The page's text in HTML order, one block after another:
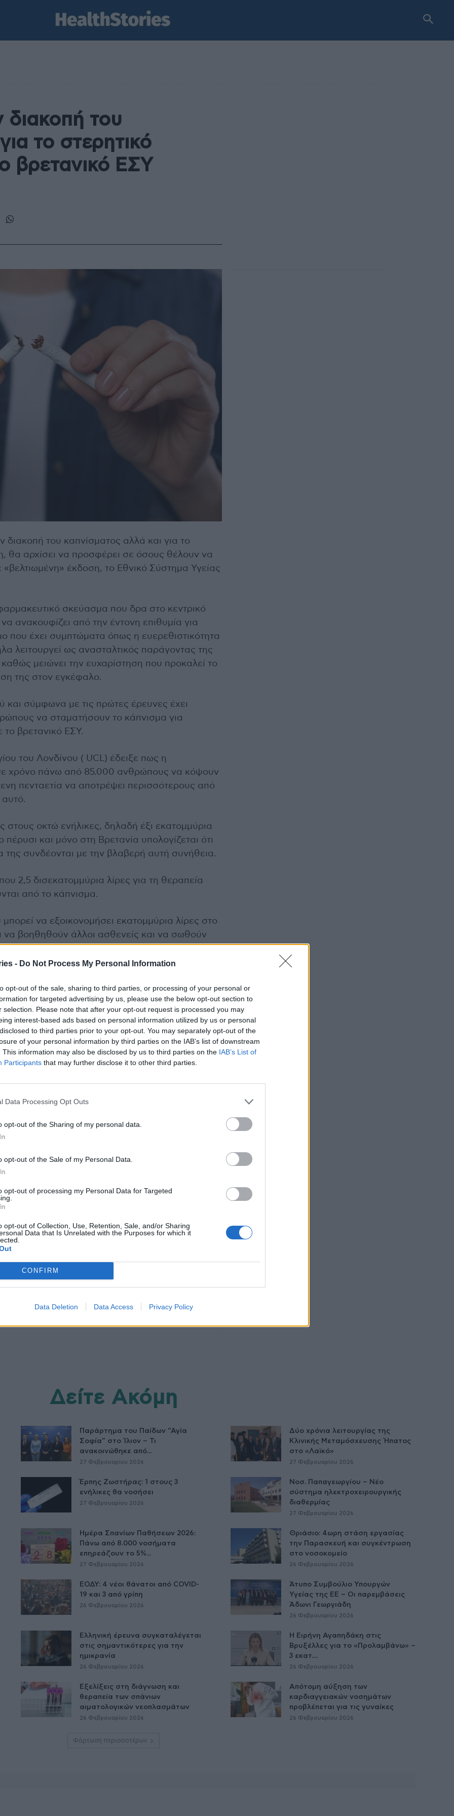
- Do Not Process My Personal Information
opt-out of the sale, sharing to third parties, or processing of your personal or
for targeted advertising by us, please use the below opt-out section to
selection. Please note that after your opt-out request is processed you may
interest-based ads based on personal information utilized by us or personal
to third parties prior to your opt-out. You may separately opt-out of the
of your personal information by third parties on the IAB’s list of downstream
This information may also be disclosed by us to third parties on the IAB’s List of
Participants that may further disclose it to other third parties.
Data Processing Opt Outs
opt-out of the Sharing of my personal data.
opt-out of the Sale of my Personal Data.
opt-out of processing my Personal Data for Targeted
opt-out of Collection, Use, Retention, Sale, and/or Sharing
Data that Is Unrelated with the Purposes for which it
CONFIRM
Data Deletion Data Access Privacy Policy
διακοπή του
το στερητικό
βρετανικό ΕΣΥ
διακοπή του καπνίσματος αλλά και για το
θα αρχίσει να προσφέρει σε όσους θέλουν να
έκδοση, το Εθνικό Σύστημα Υγείας
φαρμακευτικό σκεύασμα που δρα στο κεντρικό
ανακουφίζει από την έντονη επιθυμία για
που έχει συμπτώματα όπως η ευερεθιστικότητα
λειτουργεί ως ανασταλτικός παράγοντας της
μειώνει την ευχαρίστηση που προκαλεί το
της στον εγκέφαλο.
και σύμφωνα με τις πρώτες έρευνες έχει
να σταματήσουν το κάπνισμα για
βρετανικό ΕΣΥ.
του Λονδίνου ( UCL) έδειξε πως η
χρόνο πάνω από 85.000 ανθρώπους να κόψουν
πενταετία να αποτρέψει περισσότερους από
στους οκτώ ενήλικες, δηλαδή έξι εκατομμύρια
και μόνο στη Βρετανία υπολογίζεται ότι
συνδέονται με την βλαβερή αυτή συνήθεια.
2,5 δισεκατομμύρια λίρες για τη θεραπεία
από το κάπνισμα.
να εξοικονομήσει εκατομμύρια λίρες στο
να βοηθηθούν άλλοι ασθενείς και να σωθούν
να τους εξετάζει πλέον πιο γρήγορα»,
ΠρόνοιαςΓουές Στρίτινγκ.
στο Imperial College του Λονδίνου, Νικ
το «πιο αποτελεσματικό φάρμακο για τη
ότι μέχρι τώρα δεν ήταν διαθέσιμη
σημείωσε, προσθέτοντας πως γνωρίζουμε
το καλύτερο πράγμα που μπορεί να κάνει
την υγεία του και των ανθρώπων γύρω του. «Οι
το κάπνισμα επιτυχώς εάν έχουν έναν
και φαρμακευτικής αγωγής για να
να βοηθήσουν να ξεφύγουν από την εξάρτησή
Χόπκινσον.
Πώς θα ενημερωθούν οι ασθενείς
στερητικό σύνδρομο χάπι
Δείτε Ακόμη
Παράρτημα του Παίδων “Αγία
Σοφία” στο Ίλιον – Τι
ανακοινώθηκε από...
27 Φεβρουαρίου 2026
Δύο χρόνια λειτουργίας της
Κλινικής Μεταμόσχευσης Ήπατος
στο «Λαϊκό»
27 Φεβρουαρίου 2026
Έρπης Ζωστήρας: 1 στους 3
ενήλικες θα νοσήσει
27 Φεβρουαρίου 2026
Νοσ. Παπαγεωργίου – Νέο
σύστημα ηλεκτροχειρουργικής
διαθερμίας
27 Φεβρουαρίου 2026
Ημέρα Σπανίων Παθήσεων 2026:
Πάνω από 8.000 νοσήματα
επηρεάζουν το 5%...
27 Φεβρουαρίου 2026
Θριάσιο: 4ωρη στάση εργασίας
την Παρασκευή και συγκέντρωση
στο νοσοκομείο
26 Φεβρουαρίου 2026
ΕΟΔΥ: 4 νέοι θάνατοι από COVID-
19 και 3 από γρίπη
26 Φεβρουαρίου 2026
Άτυπο Συμβούλιο Υπουργών
Υγείας της ΕE – Οι παρεμβάσεις
Άδωνι Γεωργιάδη
26 Φεβρουαρίου 2026
Ελληνική έρευνα συγκαταλέγεται
στις σημαντικότερες για την
ημικρανία
26 Φεβρουαρίου 2026
Η Ειρήνη Αγαπηδάκη στις
Βρυξέλλες για το «Προλαμβάνω» –
3 εκατ....
26 Φεβρουαρίου 2026
Εξελίξεις στη διάγνωση και
θεραπεία των σπάνιων
αιματολογικών νεοπλασμάτων
26 Φεβρουαρίου 2026
Απότομη αύξηση των
καρδιαγγειακών νοσημάτων
προβλέπεται για τις γυναίκες
26 Φεβρουαρίου 2026
Φόρτωση περισσοτέρων